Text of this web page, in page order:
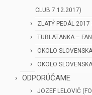
CLUB 7.12.2017)
ZLATÝ PEDÁL
TUBLATANKA –
OKOLO
OKOLO
ODPORÚČAME
JOZEF LELOVIČ